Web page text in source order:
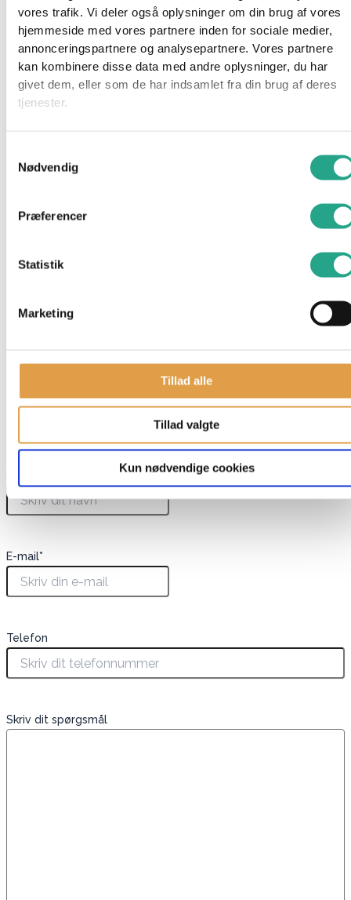
vores trafik. Vi deler også oplysninger om din brug af vores
hjemmeside med vores partnere inden for sociale medier,
annonceringspartnere og analysepartnere. Vores partnere
kan kombinere disse data med andre oplysninger, du har
givet dem, eller som de har indsamlet fra din brug af deres
tjenester.
Nødvendig
Præferencer
Statistik
Marketing
Tillad alle
Tillad valgte
Kun nødvendige cookies
Bluey Dump Truck legesættet bringer arbejdsglæde og fantasi
til børns leg med karaktererne fra den populære tv-serie
Sættet inkluderer en detaljeret lastbil med bevægelig
ladfunktion, der gør det muligt at læsse og tømme de
medfølgende tre store klipper.
sikkerhedshjelm og Muddy Bingo, begge med bevægelige
arme og ben, hvilket gør dem ideelle til fantasifuld leg.
klistermærkeark, så børnene kan tilpasse lastbilen efter deres
Specifikationer
Mål (lastbil): Ca. 22,2 x 12,6 x 14,6 cm
" indikerer påkrævede felter
E-mail*
Telefon
Skriv dit spørgsmål